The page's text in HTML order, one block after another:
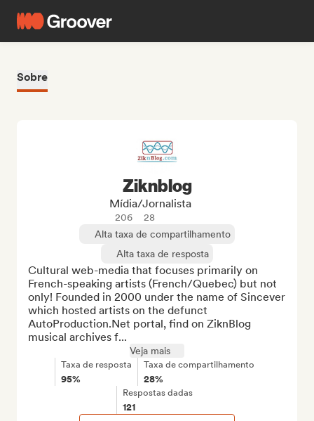
Sobre
Ziknblog
Mídia/Jornalista
206
28
Alta taxa de compartilhamento
Alta taxa de resposta
Cultural web-media that focuses primarily on
French-speaking artists (French/Quebec) but not
only! Founded in 2000 under the name of Sincever
which hosted artists on the defunct
AutoProduction.Net portal, find on ZiknBlog
musical archives f...
Veja mais
Taxa de resposta
95%
Taxa de compartilhamento
28%
Respostas dadas
121